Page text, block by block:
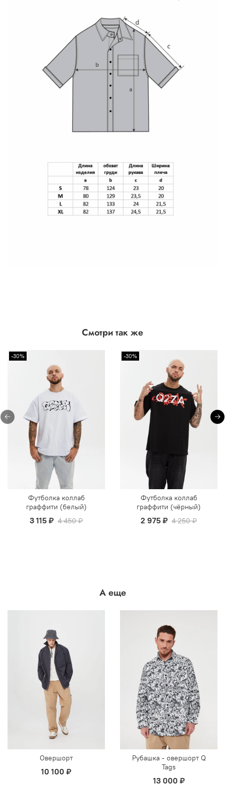
Смотри так же
-30%
Футболка коллаб
граффити (белый)
3 115 ₽ 4 450 ₽
-30%
Футболка коллаб
граффити (чёрный)
2 975 ₽ 4 250 ₽
А еще
Овершорт
10 100 ₽
Рубашка - овершорт Q
Tags
13 000 ₽